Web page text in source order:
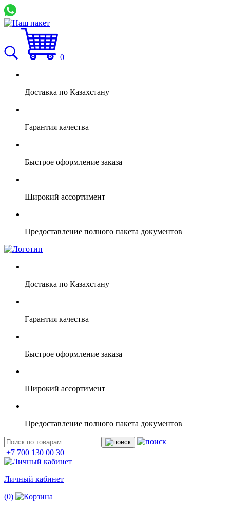
0
Доставка по Казахстану
Гарантия качества
Быстрое оформление заказа
Широкий ассортимент
Предоставление полного пакета документов
Доставка по Казахстану
Гарантия качества
Быстрое оформление заказа
Широкий ассортимент
Предоставление полного пакета документов
+7 700 130 00 30
Личный кабинет
(0)